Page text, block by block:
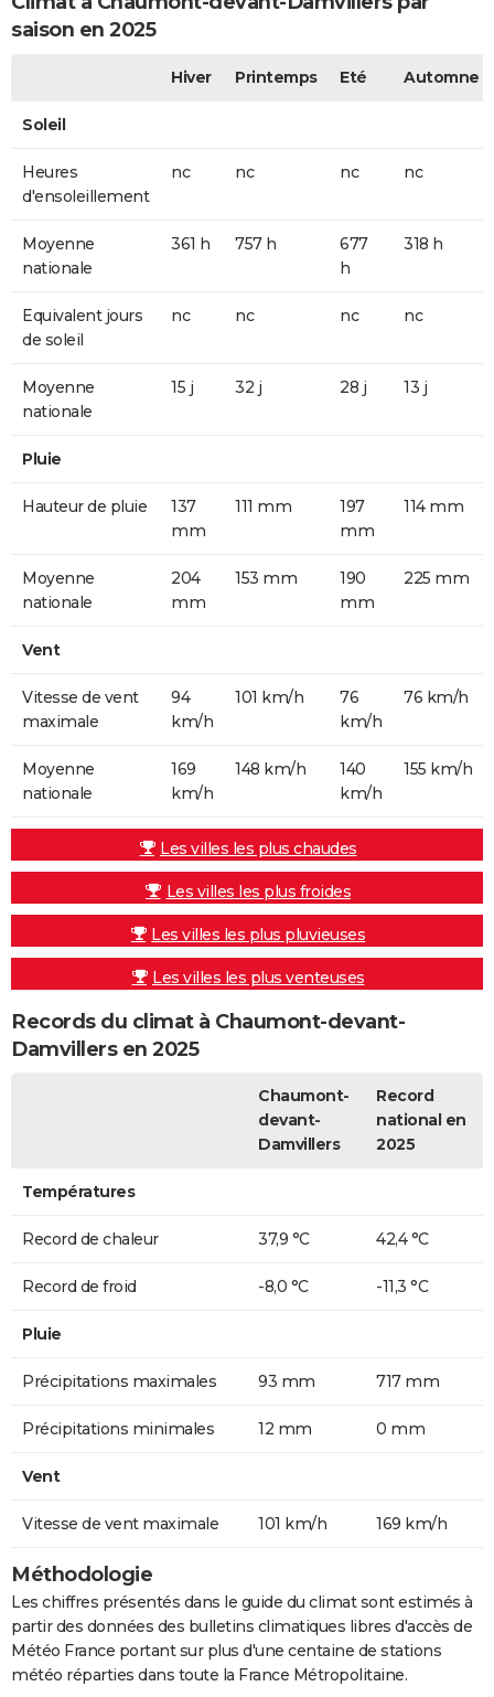
saison en 2025
Hiver Printemps Eté Automne
Soleil
Heures
d'ensoleillement
nc nc nc nc
Moyenne
nationale
361 h 757 h
677
h
318 h
Equivalent jours
de soleil
nc nc nc nc
Moyenne
nationale
15 j 32 j 28 j 13 j
Pluie
Hauteur de pluie
137
mm
111 mm
197
mm
114 mm
Moyenne
nationale
204
mm
153 mm
190
mm
225 mm
Vent
Vitesse de vent
maximale
94
km/h
101 km/h
76
km/h
76 km/h
Moyenne
nationale
169
km/h
148 km/h
140
km/h
155 km/h
Les villes les plus chaudes
Les villes les plus froides
Les villes les plus pluvieuses
Les villes les plus venteuses
Records du climat à Chaumont-devant-
Damvillers en 2025
Chaumont-
devant-
Damvillers
Record
national en
2025
Températures
Record de chaleur 37,9 °C 42,4 °C
Record de froid -8,0 °C -11,3 °C
Pluie
Précipitations maximales 93 mm 717 mm
Précipitations minimales 12 mm 0 mm
Vent
Vitesse de vent maximale 101 km/h 169 km/h
Méthodologie
Les chiffres présentés dans le guide du climat sont estimés à
partir des données des bulletins climatiques libres d'accès de
Météo France portant sur plus d'une centaine de stations
météo réparties dans toute la France Métropolitaine.